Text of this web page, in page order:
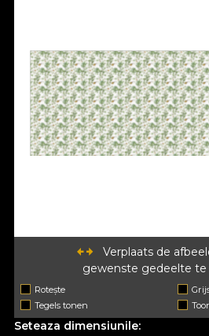
Verplaats de
gewenste gedeelte te
Rotește
Tegels tonen
Seteaza dimensiunile: